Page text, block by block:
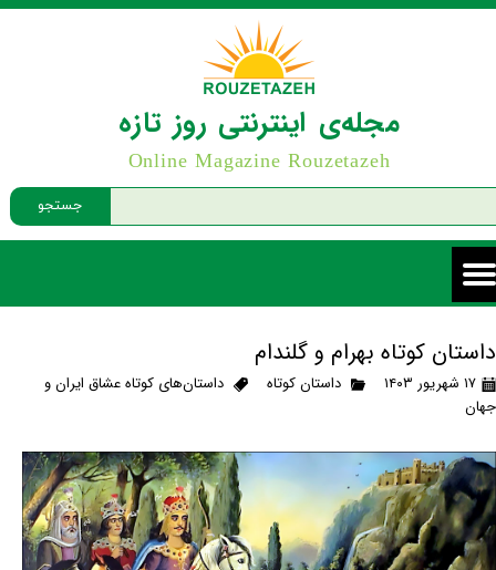
جستجو
مجله‌ی اینترنتی روز تازه
Online Magazine Rouzetazeh
داستان کوتاه بهرام و گلندام
۱۷ شهریور ۱۴۰۳ داستان کوتاه
داستان‌های کوتاه عشاق ایران و
جهان